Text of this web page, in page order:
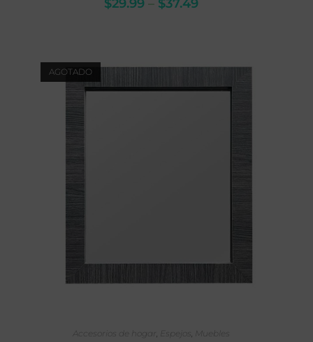
$29.99 – $37.49
AGOTADO
Accesorios de hogar
Espejos Muebles